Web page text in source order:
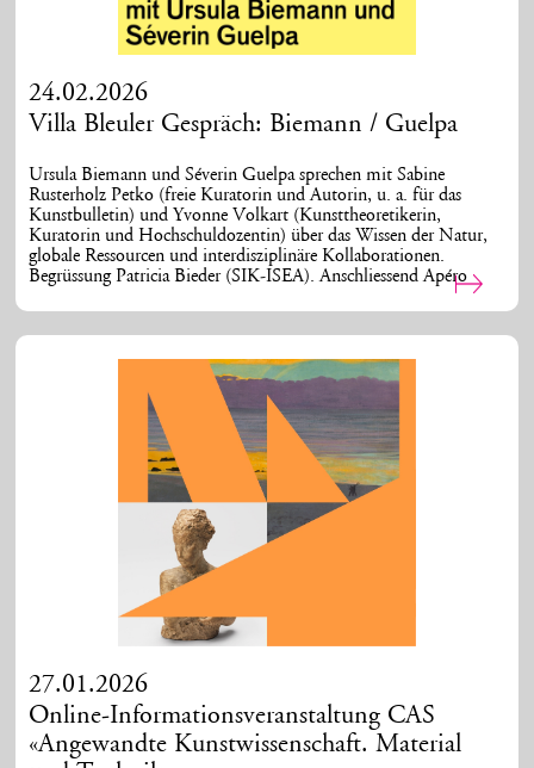
24.02.2026
Villa Bleuler Gespräch: Biemann / Guelpa
Ursula Biemann und Séverin Guelpa sprechen mit Sabine
Rusterholz Petko (freie Kuratorin und Autorin, u. a. für das
Kunstbulletin) und Yvonne Volkart (Kunsttheoretikerin,
Kuratorin und Hochschuldozentin) über das Wissen der Natur,
globale Ressourcen und interdisziplinäre Kollaborationen.
Begrüssung Patricia Bieder (SIK-ISEA). Anschliessend Apéro
27.01.2026
Online-Informationsveranstaltung CAS
«Angewandte Kunstwissenschaft. Material